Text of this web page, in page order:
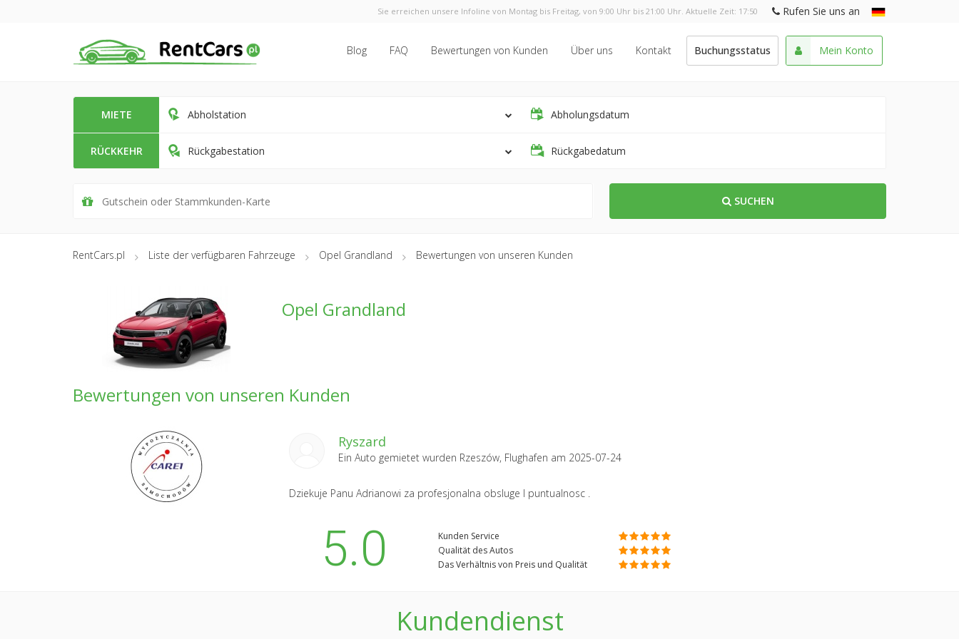
Sie erreichen unsere Infoline von Montag bis Freitag, von 9:00 Uhr bis 21:00 Uhr. Aktuelle Zeit: 17:50 Rufen Sie uns an
Blog FAQ Bewertungen von Kunden Über uns Kontakt Buchungsstatus Mein Konto
MIETE Abholstation Abholungsdatum
RÜCKKEHR Rückgabestation Rückgabedatum
SUCHEN
RentCars.pl Liste der verfügbaren Fahrzeuge Opel Grandland Bewertungen von unseren Kunden
Opel Grandland
Bewertungen von unseren Kunden
Ryszard
Ein Auto gemietet wurden Rzeszów, Flughafen am 2025-07-24
Dziekuje Panu Adrianowi za profesjonalna obsluge I puntualnosc .
5.0
Kunden Service
Qualität des Autos
Das Verhältnis von Preis und Qualität
Kundendienst